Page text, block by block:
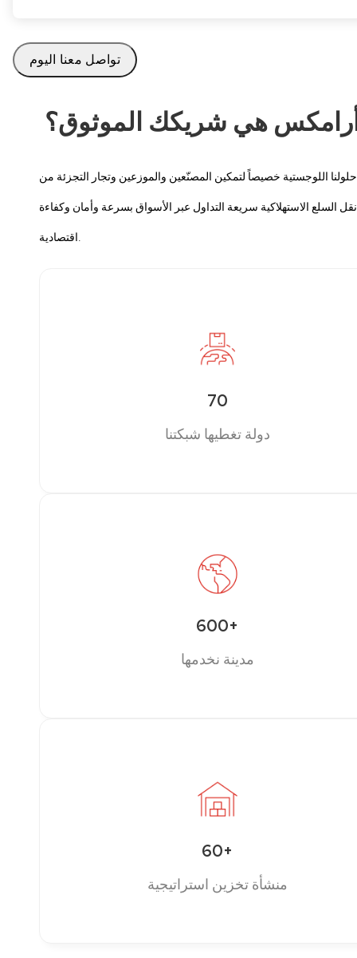
تواصل معنا اليوم
هي شريكك الموثوق؟
اللوجستية خصيصاً لتمكين المصنّعين والموزعين وتجار التجزئة من
نقل السلع الاستهلاكية سريعة التداول عبر الأسواق بسرعة وأمان وكفاءة
اقتصادية.
70
دولة تغطيها شبكتنا
600+
مدينة نخدمها
60+
منشأة تخزين استراتيجية